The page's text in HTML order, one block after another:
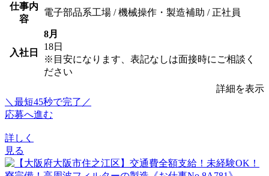
仕事内
容
電子部品系工場 / 機械操作・製造補助 / 正社員
入社日
8月
18日
※目安になります、表記なしは面接時にご相談く
ださい
詳細を表示
＼最短45秒で完了／
応募へ進む
詳しく
見る